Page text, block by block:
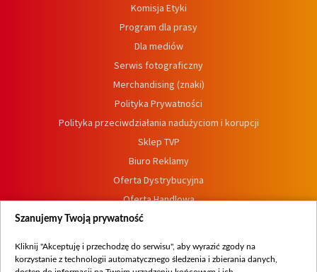
Komisja Etyki
Program dla prasy
Dla mediów
Serwis fotograficzny
Merchandising (znaki)
Polityka Prywatności
Polityka przeciwdziałania nadużyciom i korupcji
Sklep TVP
Biuro Reklamy
Oferta Dystrybucyjna
Oferta Handlowa
Dostępność
Procedura zgłoszeń wewnętrznych
Szanujemy Twoją prywatność
Kliknij "Akceptuję i przechodzę do serwisu", aby wyrazić zgody na
korzystanie z technologii automatycznego śledzenia i zbierania danych,